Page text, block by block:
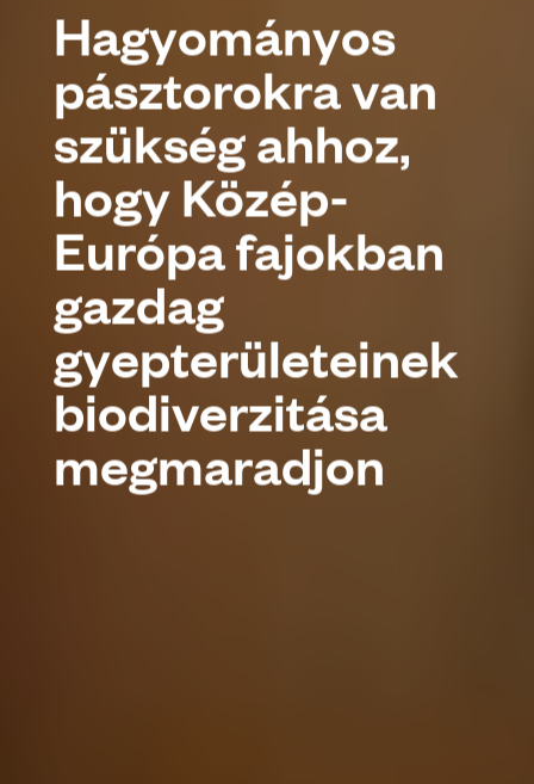
Hagyományos
pásztorokra van
szükség ahhoz,
hogy Közép-
Európa fajokban
gazdag
gyepterületeinek
biodiverzitása
megmaradjon